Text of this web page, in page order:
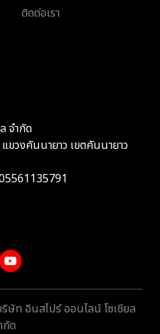
ติดต่อเรา
จำกัด
วงคันนายาว เขตคันนายาว
ท อินสไปร์ ออนไลน์ โซเชียล
กัด